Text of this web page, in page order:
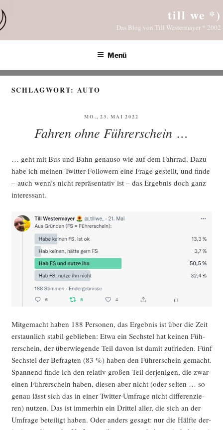
Inhalt
springen
till we *)
Das Blog von Till Westermayer * 2002
Menü
SCHLAGWORT:AUTO
VERÖFFENTLICHT
MO., 23. MAI 2022
Fahren ohne Führerschein …
… geht mit Bus und Bahn genau­so wie auf dem Fahr­rad. Dazu
habe ich mei­nen Twit­ter-Fol­lo­wern eine Fra­ge gestellt, und fin­de
– auch wenn’s nicht reprä­sen­ta­tiv ist – das Ergeb­nis doch ganz
interessant.
Mit­ge­macht haben 188 Per­so­nen, das Ergeb­nis ist über die Zeit
erstaun­lich sta­bil geblie­ben: Etwa ein Sechs­tel hat kei­nen Füh­
rer­schein, der über­wie­gen­de Teil davon ist damit zufrie­den. Fünf
Sechs­tel der Befrag­ten (83 %) haben den Füh­rer­schein gemacht.
Span­nend fin­de ich den rela­tiv gro­ßen Teil der­je­ni­gen, die zwar
einen Füh­rer­schein haben, die­sen aber nicht (oder sel­ten … so
genau lässt sich das in einer Twit­ter-Umfra­ge nicht dif­fe­ren­zie­
ren) nut­zen. Das ist immer­hin ein Drit­tel aller, die sich an der
Umfra­ge betei­ligt haben. Oder anders gesagt: nur die Hälf­te der­